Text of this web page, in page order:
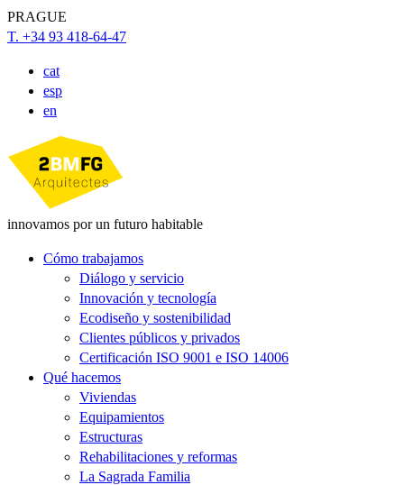
PRAGUE
T. +34 93 418-64-47
cat
esp
en
innovamos por un futuro habitable
Cómo trabajamos
Diálogo y servicio
Innovación y tecnología
Ecodiseño y sostenibilidad
Clientes públicos y privados
Certificación ISO 9001 e ISO 14006
Qué hacemos
Viviendas
Equipamientos
Estructuras
Rehabilitaciones y reformas
La Sagrada Familia